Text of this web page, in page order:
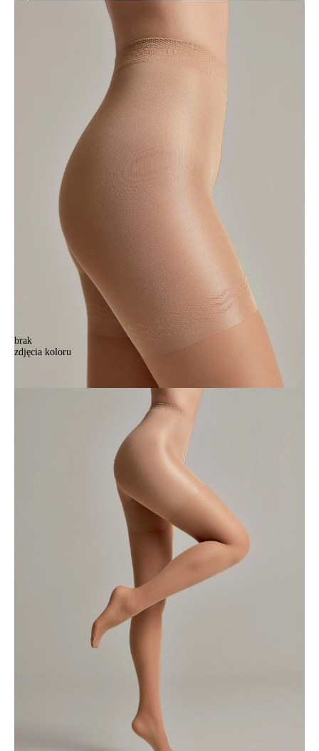
brak
zdjęcia koloru
Rajstopy damskie CONTROL 40, r. 2, bronz
Rajstopy damskie CONTROL 40, r. 2, bronz
DODAJ DO KOSZYKA
Jak złożyć zamówienie
POWIADOM MNIE O DOSTĘPNOŚCI
ПОЛУЧИТЬ ПО EMAIL